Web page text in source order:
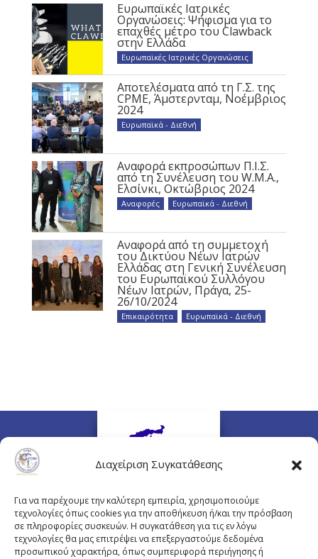
Διαχείριση Συγκατάθεσης
Για να παρέχουμε την καλύτερη εμπειρία, χρησιμοποιούμε
τεχνολογίες όπως cookies για την αποθήκευση ή/και την πρόσβαση
σε πληροφορίες συσκευών. Η συγκατάθεση για τις εν λόγω
τεχνολογίες θα μας επιτρέψει να επεξεργαστούμε δεδομένα
προσωπικού χαρακτήρα, όπως συμπεριφορά περιήγησης ή
Ευρωπαϊκές Ιατρικές
Οργανώσεις: Ψήφισμα για το
επαχθές μέτρο του Clawback
στην Ελλάδα
Ευρωπαϊκές Ιατρικές Οργανώσεις
Αποτελέσματα από τη Γ.Σ. της
CPME, Άμστερνταμ, Νοέμβριος
2024
Ευρωπαϊκά - Διεθνή
Αναφορά εκπροσώπων Π.Ι.Σ.
από τη Συνέλευση του W.M.A.,
Ελσίνκι, Οκτώβριος 2024
Αναφορές Ευρωπαϊκά - Διεθνή
Αναφορά από τη συμμετοχή
του Δικτύου Νέων Ιατρών
Ελλάδας στη Γενική Συνέλευση
του Ευρωπαϊκού Συλλόγου
Νέων Ιατρών, Πράγα, 25-
26/10/2024
Επικαιρότητα Ευρωπαϊκά - Διεθνή